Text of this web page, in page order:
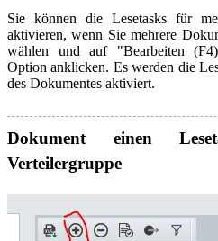
Sie können die Lesetasks für
aktivieren, wenn Sie mehrere
wählen und auf "Bearbeiten
Option anklicken. Es werden die
des Dokumentes aktiviert.
Dokument einen
Verteilergruppe